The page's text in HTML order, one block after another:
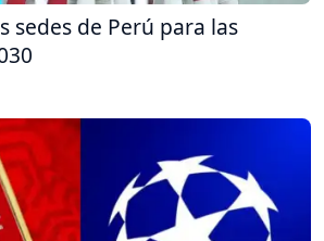
sedes de Perú para las